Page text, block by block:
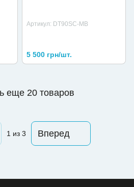
Артикул: DT90SC-MB
5 500 грн/шт.
еще 20 товаров
1из 3 Вперед